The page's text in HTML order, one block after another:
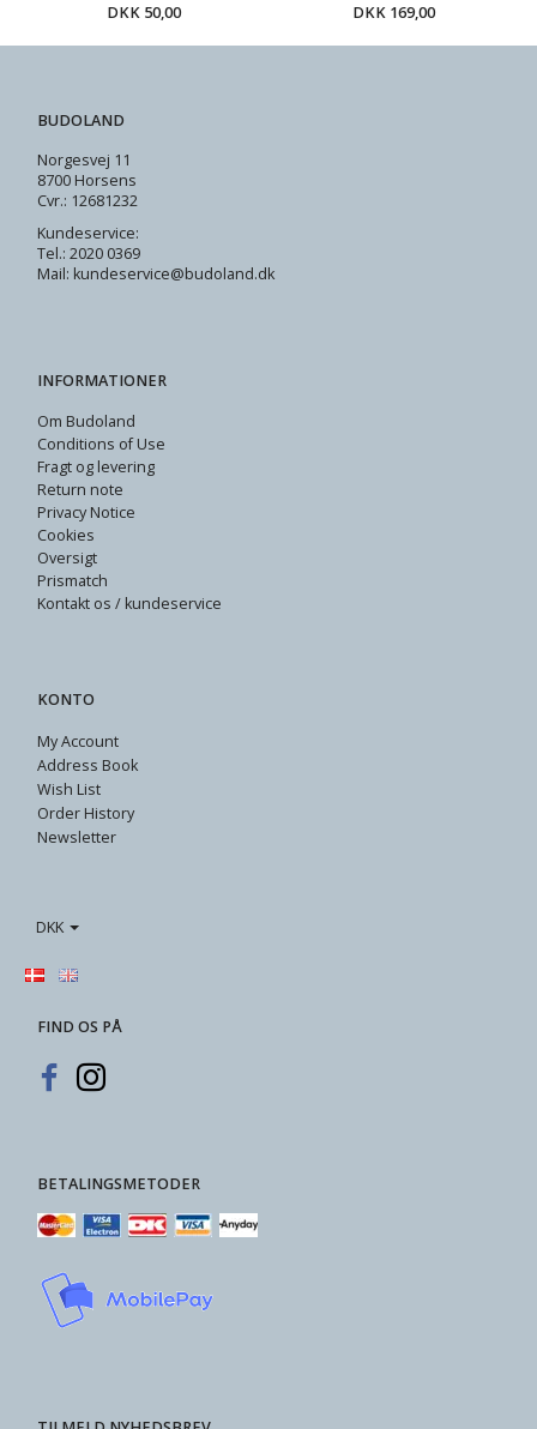
DKK 50,00 DKK 169,00
BUDOLAND
Norgesvej 11
8700 Horsens
Cvr.: 12681232
Kundeservice:
Tel.: 2020 0369
Mail: kundeservice@budoland.dk
INFORMATIONER
Om Budoland
Conditions of Use
Fragt og levering
Return note
Privacy Notice
Cookies
Oversigt
Prismatch
Kontakt os / kundeservice
KONTO
My Account
Address Book
Wish List
Order History
Newsletter
DKK
FIND OS PÅ
BETALINGSMETODER